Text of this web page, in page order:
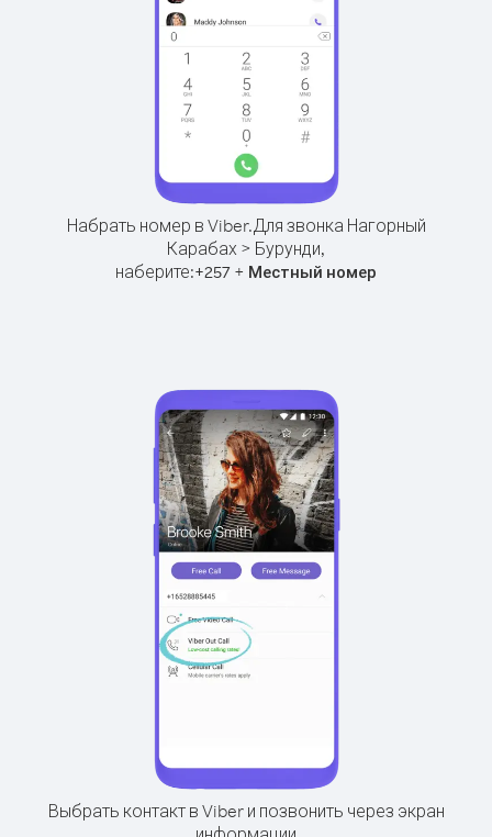
Набрать номер в Viber.Для звонка Нагорный
Карабах > Бурунди,
наберите:+257 + Местный номер
Выбрать контакт в Viber и позвонить через экран